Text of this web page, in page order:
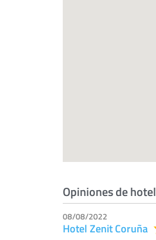
Opiniones de
08/08/2022
Hotel Zenit Coruña